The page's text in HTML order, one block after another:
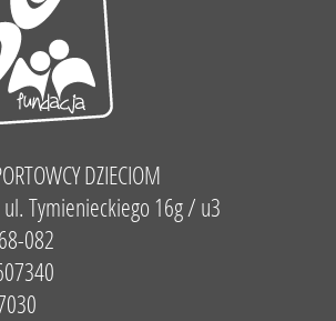
DZIECIOM
Tymienieckiego 16g / u3
082